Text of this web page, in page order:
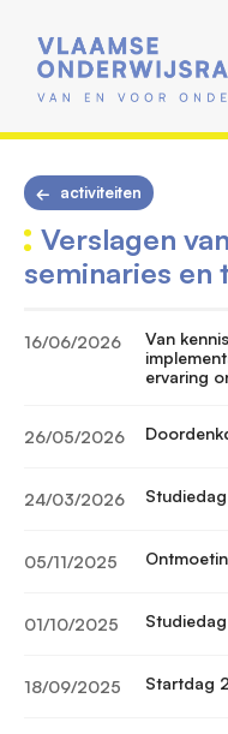
activiteiten
Verslagen
seminaries en
16/06/2026
Van
ervaring
26/05/2026
24/03/2026
05/11/2025
01/10/2025
18/09/2025 Startdag